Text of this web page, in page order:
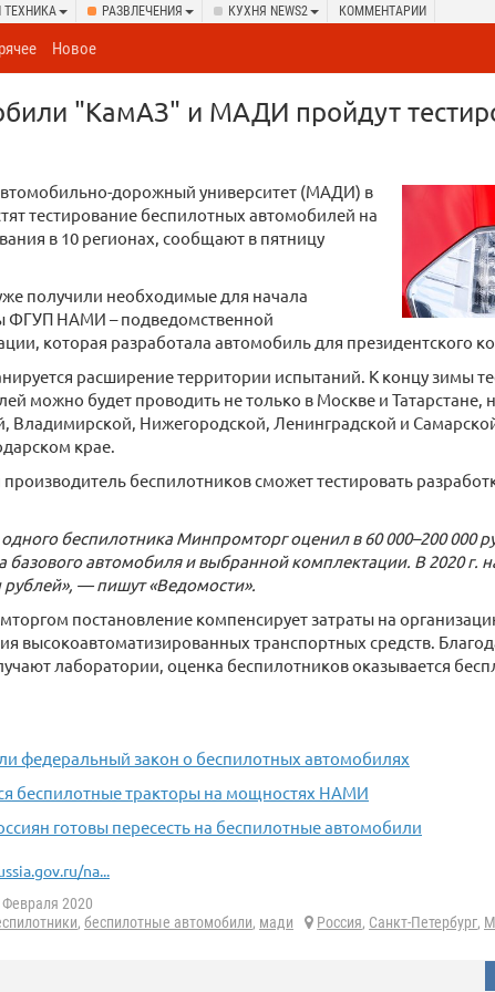
ТЕХНИКА РАЗВЛЕЧЕНИЯ КУХНЯ NEWS2 КОММЕНТАРИИ
Новое
"КамАЗ" и МАДИ пройдут
дорожный университет (МАДИ) в
тестирование беспилотных автомобилей на
в 10 регионах, сообщают в пятницу
получили необходимые для начала
ФГУП НАМИ – подведомственной
которая разработала автомобиль для президентского
расширение территории испытаний. К концу зимы
можно будет проводить не только в Москве и Татарстане,
Владимирской, Нижегородской, Ленинградской и
крае.
беспилотников сможет тестировать
беспилотника Минпромторг оценил в 60 000–200 000
базового автомобиля и выбранной комплектации. В 2020 г.
— пишут «Ведомости».
постановление компенсирует затраты на
высокоавтоматизированных транспортных средств.
лаборатории, оценка беспилотников оказывается
федеральный закон о беспилотных автомобилях
беспилотные тракторы на мощностях НАМИ
готовы пересесть на беспилотные автомобили
na...
Февраля 2020
, беспилотные автомобили, мади Россия, Санкт-Петербург,